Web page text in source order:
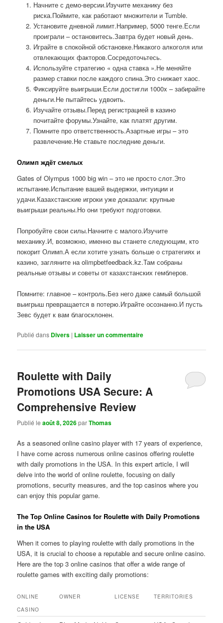
Начните с демо-версии.Изучите механику без
риска.Поймите, как работают множители и Tumble.
Установите дневной лимит.Например, 5000 тенге.Если
проиграли – остановитесь.Завтра будет новый день.
Играйте в спокойной обстановке.Никакого алкоголя или
отвлекающих факторов.Сосредоточьтесь.
Используйте стратегию « одна ставка ».Не меняйте
размер ставки после каждого спина.Это снижает хаос.
Фиксируйте выигрыши.Если достигли 1000x – забирайте
деньги.Не пытайтесь удвоить.
Изучайте отзывы.Перед регистрацией в казино
почитайте форумы.Узнайте, как платят другим.
Помните про ответственность.Азартные игры – это
развлечение.Не ставьте последние деньги.
Олимп ждёт смелых
Gates of Olympus 1000 big win – это не просто слот.Это
испытание.Испытание вашей выдержки, интуиции и
удачи.Казахстанские игроки уже доказали: крупные
выигрыши реальны.Но они требуют подготовки.
Попробуйте свои силы.Начните с малого.Изучите
механику.И, возможно, именно вы станете следующим, кто
покорит Олимп.А если хотите узнать больше о стратегиях и
казино, загляните на olimpbetfeedback.kz.Там собраны
реальные отзывы и советы от казахстанских гемблеров.
Помните: главное – контроль.Без него даже самый большой
выигрыш превращается в потерю.Играйте осознанно.И пусть
Зевс будет к вам благосклонен.
Publié dans Divers | Laisser un commentaire
Roulette with Daily
Promotions USA Secure: A
Comprehensive Review
Publié leaoût 8, 2026parThomas
As a seasoned online casino player with 17 years of experience,
I have come across numerous online casinos offering roulette
with daily promotions in the USA. In this expert article, I will
delve into the world of online roulette, focusing on daily
promotions, security measures, and the top casinos where you
can enjoy this popular game.
The Top Online Casinos for Roulette with Daily Promotions
in the USA
When it comes to playing roulette with daily promotions in the
USA, it is crucial to choose a reputable and secure online casino.
Here are the top 3 online casinos that offer a wide range of
roulette games with exciting daily promotions:
ONLINE
CASINO
OWNER LICENSE TERRITORIES